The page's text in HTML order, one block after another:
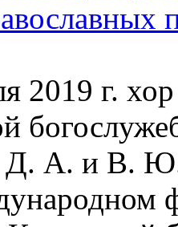
2019 г.
Д. А. и В. Ю.